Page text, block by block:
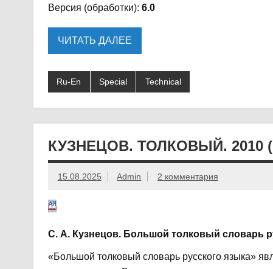
Версия (обработки): 6.0
ЧИТАТЬ ДАЛЕЕ
Ru-En Special Technical
КУЗНЕЦОВ. ТОЛКОВЫЙ. 2010
15.08.2025 Admin 2 комментария
С. А. Кузнецов. Большой толковый словарь
«Большой толковый словарь русского языка»